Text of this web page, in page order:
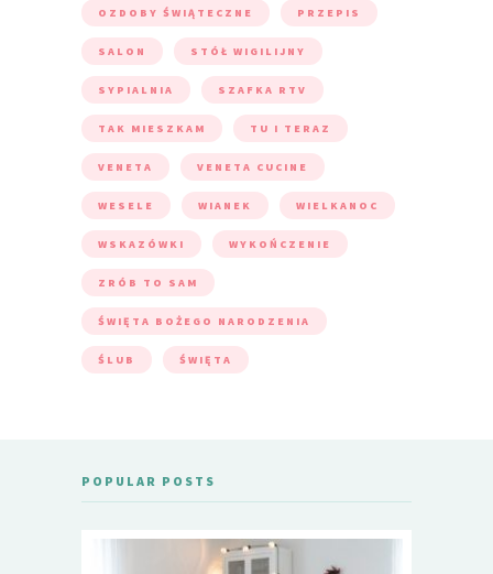
OZDOBY ŚWIĄTECZNE PRZEPIS
SALON STÓŁ WIGILIJNY
SYPIALNIA SZAFKA RTV
TAK MIESZKAM TU I TERAZ
VENETA VENETA CUCINE
WESELE WIANEK WIELKANOC
WSKAZÓWKI WYKOŃCZENIE
ZRÓB TO SAM
ŚWIĘTA BOŻEGO NARODZENIA
ŚLUB ŚWIĘTA
POPULAR POSTS